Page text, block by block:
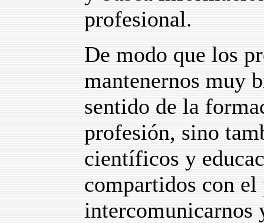
profesional.
De modo que los
mantenernos muy
sentido de la
profesión, sino
científicos y
compartidos con